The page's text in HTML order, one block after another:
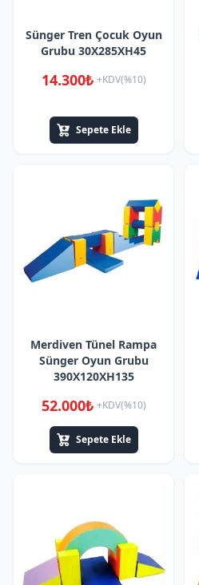
Sünger Tren Çocuk Oyun
Grubu 30X285XH45
14.300₺ +KDV(%10)
Sepete Ekle
Merdiven Tünel Rampa
Sünger Oyun Grubu
390X120XH135
52.000₺ +KDV(%10)
Sepete Ekle